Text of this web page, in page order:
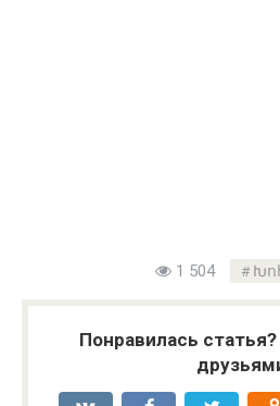
1 504
Понравилась